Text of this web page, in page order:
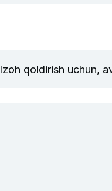
Izoh qoldirish uchun,